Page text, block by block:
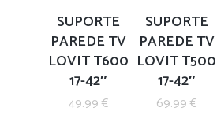
SUPORTE
PAREDE TV
LOVIT T600
17-42″
49.99 €
SUPORTE
PAREDE TV
LOVIT T500
17-42″
69.99€